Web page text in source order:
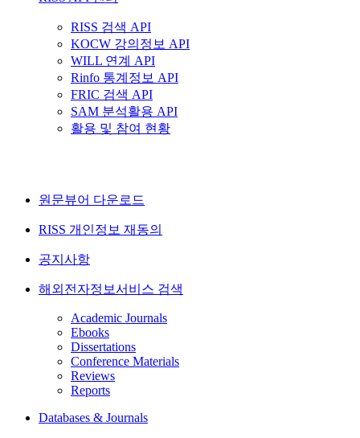
RISS 검색 API
KOCW 강의정보 API
WILL 연계 API
Rinfo 통계정보 API
FRIC 검색 API
SAM 분석활용 API
활용 및 참여 현황
원문뷰어 다운로드
RISS 개인정보 재동의
공지사항
해외전자정보서비스 검색
Academic Journals
Ebooks
Dissertations
Conference Materials
Reviews
Reports
Databases & Journals